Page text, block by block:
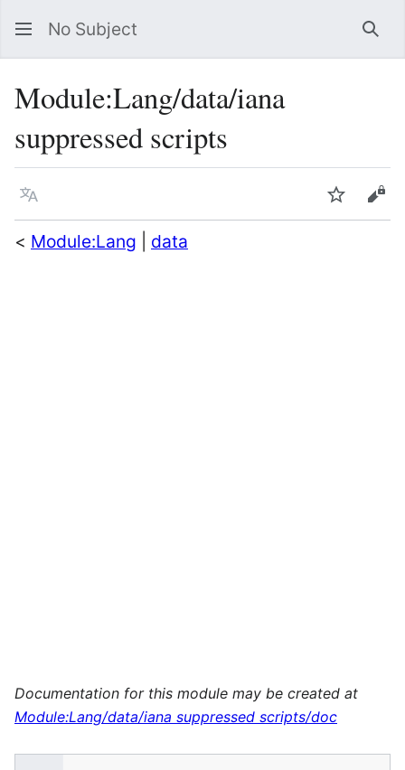
No Subject
Module:Lang/data/iana
suppressed scripts
Language Watch
< Module:Lang data
Documentation for this module may be created at
Module:Lang/data/iana suppressed scripts/doc